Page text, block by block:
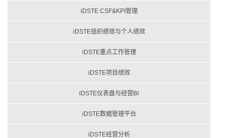
iDSTE CSF&KPI管理
iDSTE组织绩效与个人绩效
iDSTE重点工作管理
iDSTE项目绩效
iDSTE仪表盘与经营BI
iDSTE数据管理平台
iDSTE经营分析